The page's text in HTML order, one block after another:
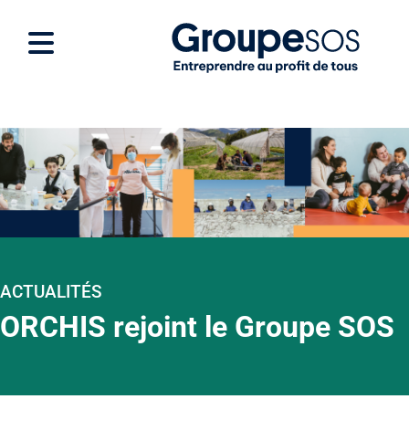
ACTUALITÉS
ORCHIS rejoint le Groupe SOS